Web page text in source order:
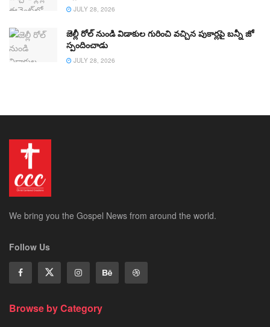
JULY 28, 2026
జెల్లీ రోల్ నుండి విడాకుల గురించి వచ్చిన పుకార్లపై బన్నీ జో
స్పందించాడు
JULY 28, 2026
We bring you the Gospel News from around the world.
Follow Us
Browse by Category